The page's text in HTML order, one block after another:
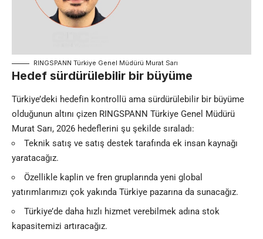
RINGSPANN Türkiye Genel Müdürü Murat Sarı
Hedef sürdürülebilir bir büyüme
Türkiye’deki hedefin kontrollü ama sürdürülebilir bir büyüme
olduğunun altını çizen RINGSPANN Türkiye Genel Müdürü
Murat Sarı, 2026 hedeflerini şu şekilde sıraladı:
Teknik satış ve satış destek tarafında ek insan kaynağı
yaratacağız.
Özellikle kaplin ve fren gruplarında yeni global
yatırımlarımızı çok yakında Türkiye pazarına da sunacağız.
Türkiye’de daha hızlı hizmet verebilmek adına stok
kapasitemizi artıracağız.